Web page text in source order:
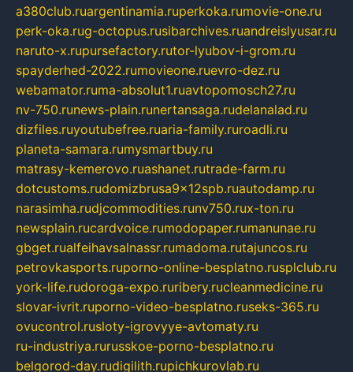
a380club.ruargentinamia.ruperkoka.rumovie-one.ru
perk-oka.rug-octopus.rusibarchives.ruandreislyusar.ru
naruto-x.rupursefactory.rutor-lyubov-i-grom.ru
spayderhed-2022.rumovieone.ruevro-dez.ru
webamator.ruma-absolut1.ruavtopomosch27.ru
nv-750.runews-plain.runertansaga.rudelanalad.ru
dizfiles.ruyoutubefree.ruaria-family.ruroadli.ru
planeta-samara.rumysmartbuy.ru
matrasy-kemerovo.ruashanet.rutrade-farm.ru
dotcustoms.rudomizbrusa9x12spb.ruautodamp.ru
narasimha.rudjcommodities.runv750.rux-ton.ru
newsplain.rucardvoice.rumodopaper.rumanunae.ru
gbget.rualfeihavsalnassr.rumadoma.rutajuncos.ru
petrovkasports.ruporno-online-besplatno.rusplclub.ru
york-life.rudoroga-expo.ruribery.rucleanmedicine.ru
slovar-ivrit.ruporno-video-besplatno.ruseks-365.ru
ovucontrol.rusloty-igrovyye-avtomaty.ru
ru-industriya.rurusskoe-porno-besplatno.ru
belgorod-day.rudigilith.rupichkurovlab.ru